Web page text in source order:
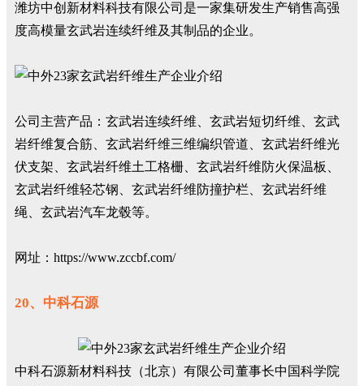
潍坊中创新材料科技有限公司是一家集研发生产销售高强
度高模量玄武岩连续纤维及其制品的企业。
公司主营产品：玄武岩连续纤维、玄武岩短切纤维、玄武
岩纤维复合筋、玄武岩纤维三维编织管道、玄武岩纤维光
伏支架、玄武岩纤维土工格栅、玄武岩纤维防火保温板、
玄武岩纤维轻芯钢、玄武岩纤维防撞护栏、玄武岩纤维
绳、玄武岩汽车龙毂等。
网址：https://www.zccbf.com/
20、中科石源
中科石源新材料科技（北京）有限公司董事长中国科学院